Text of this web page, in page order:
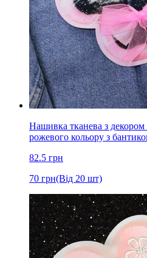
Нашивка тканева з
рожевого кольору з
82.5 грн
70 грн(Від 20 шт)